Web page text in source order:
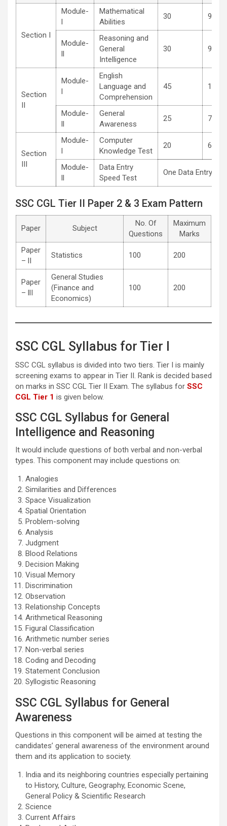
Section I
Module-
l
Mathematical
Abilities
30 90
Module-
ll
Reasoning and
General
Intelligence
30 90
Section
II
Module-
l
English
Language and
Comprehension
45 135
Module-
ll
General
Awareness
25 75
Section
III
Module-
l
Computer
Knowledge Test
20 60
Module-
ll
Data Entry
Speed Test
One Data Entry
SSC CGL Tier II Paper 2 & 3 Exam Pattern
Paper Subject
No. Of
Questions
Maximum
Marks
Paper
– lI
Statistics 100 200
Paper
– llI
General Studies
(Finance and
Economics)
100 200
SSC CGL Syllabus for Tier I
SSC CGL syllabus is divided into two tiers. Tier I is mainly
screening exams to appear in Tier II. Rank is decided based
on marks in SSC CGL Tier II Exam. The syllabus for SSC
CGL Tier 1 is given below.
SSC CGL Syllabus for General
Intelligence and Reasoning
It would include questions of both verbal and non-verbal
types. This component may include questions on:
Analogies
Similarities and Differences
Space Visualization
Spatial Orientation
Problem-solving
Analysis
Judgment
Blood Relations
Decision Making
Visual Memory
Discrimination
Observation
Relationship Concepts
Arithmetical Reasoning
Figural Classification
Arithmetic number series
Non-verbal series
Coding and Decoding
Statement Conclusion
Syllogistic Reasoning
SSC CGL Syllabus for General
Awareness
Questions in this component will be aimed at testing the
candidates’ general awareness of the environment around
them and its application to society.
India and its neighboring countries especially pertaining
to History, Culture, Geography, Economic Scene,
General Policy & Scientific Research
Science
Current Affairs